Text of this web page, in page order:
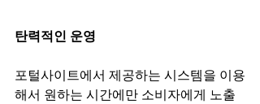
탄력적인 운영
포털사이트에서 제공하는 시스템을 이용
해서 원하는 시간에만 소비자에게 노출